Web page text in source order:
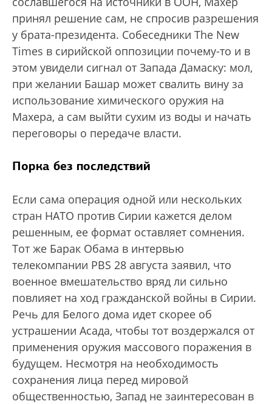
принял решение сам, не спросив разрешения
у брата-президента. Собеседники The New
Times в сирийской оппозиции почему-то и в
этом увидели сигнал от Запада Дамаску: мол,
при желании Башар может свалить вину за
использование химического оружия на
Махера, а сам выйти сухим из воды и начать
переговоры о передаче власти.
Порка без последствий
Если сама операция одной или нескольких
стран НАТО против Сирии кажется делом
решенным, ее формат оставляет сомнения.
Тот же Барак Обама в интервью
телекомпании PBS 28 августа заявил, что
военное вмешательство вряд ли сильно
повлияет на ход гражданской войны в Сирии.
Речь для Белого дома идет скорее об
устрашении Асада, чтобы тот воздержался от
применения оружия массового поражения в
будущем. Несмотря на необходимость
сохранения лица перед мировой
общественностью, Запад не заинтересован в